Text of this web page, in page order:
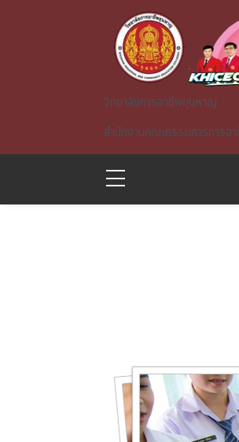
วิทยาลัยการอาชีพขุนหาญ
สำนักงานคณะกรรมการการอ